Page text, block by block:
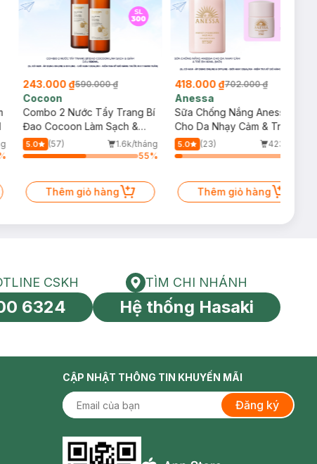
243.000 ₫590.000 ₫
Cocoon
Combo 2 Nước Tẩy Trang Bí
Đao Cocoon Làm Sạch &
Giảm Dầu 500ml
5.0 (57)
1.6k/tháng
55%
Thêm giỏ hàng
418.000 ₫702.000 ₫
Anessa
Sữa Chống Nắng Anessa
Cho Da Nhạy Cảm & Trẻ Em
60ml (Mới)
5.0 (23)
423/tháng
Thêm giỏ hàng
toàn cầu
HOTLINE CSKH
CSKH
6324
Tìm chi nhánh
TÌM CHI NHÁNH
Hệ thống Hasaki
CẬP NHẬT THÔNG TIN KHUYẾN MÃI
Đăng ký